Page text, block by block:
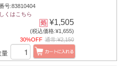
号:83810404
くはこちら
¥1,505
(税込価格:¥1,655)
30%OFF 通常:¥2,150
量